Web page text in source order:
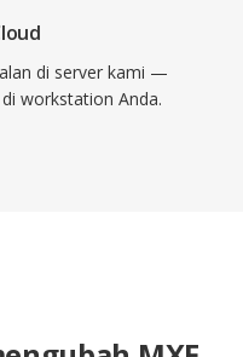
di server kami —
workstation Anda.